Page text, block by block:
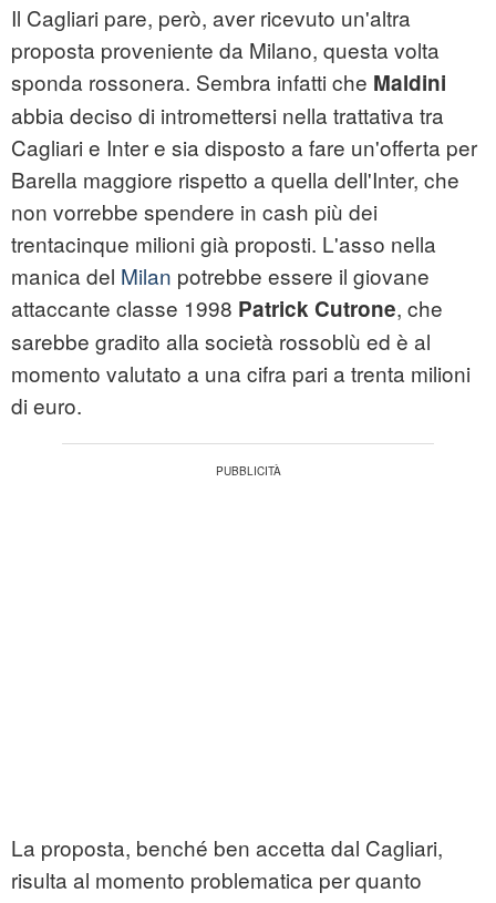
Il Cagliari pare, però, aver ricevuto un'altra
proposta proveniente da Milano, questa volta
sponda rossonera. Sembra infatti che Maldini
abbia deciso di intromettersi nella trattativa tra
Cagliari e Inter e sia disposto a fare un'offerta per
Barella maggiore rispetto a quella dell'Inter, che
non vorrebbe spendere in cash più dei
trentacinque milioni già proposti. L'asso nella
manica del Milan potrebbe essere il giovane
attaccante classe 1998 Patrick Cutrone, che
sarebbe gradito alla società rossoblù ed è al
momento valutato a una cifra pari a trenta milioni
di euro.
La proposta, benché ben accetta dal Cagliari,
risulta al momento problematica per quanto